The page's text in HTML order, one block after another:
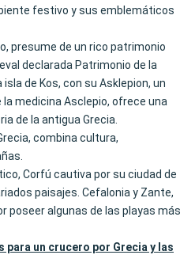
festivo y sus emblemáticos
presume de un rico patrimonio
declarada Patrimonio de la
isla de Kos, con su Asklepion, un
medicina Asclepio, ofrece una
de la antigua Grecia.
combina cultura,
Corfú cautiva por su ciudad de
paisajes. Cefalonia y Zante,
poseer algunas de las playas más
para un crucero por Grecia y las